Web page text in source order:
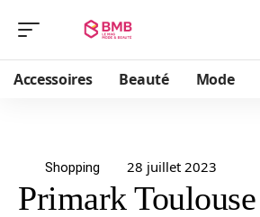
Accessoires Beauté Mode
Shopping 28 juillet 2023
Primark